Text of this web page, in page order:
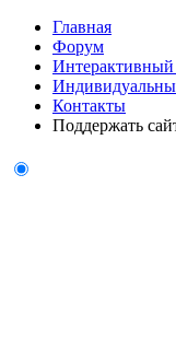
Главная
Форум
Интерактивный
Контакты
Поддержать